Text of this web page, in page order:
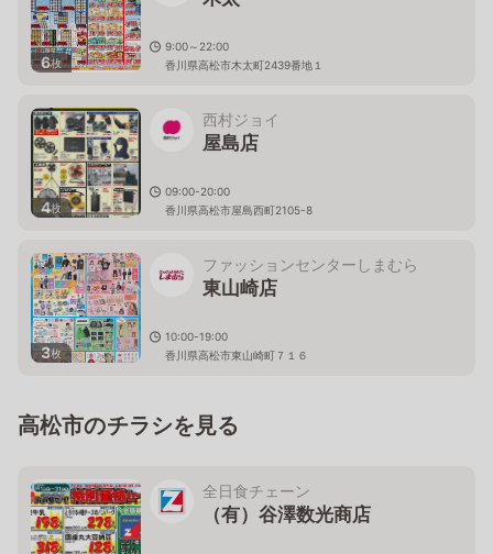
6枚
9:00～22:00
香川県高松市木太町2439番地１
4枚
西村ジョイ
屋島店
09:00-20:00
香川県高松市屋島西町2105-8
3枚
ファッションセンターしまむら
東山崎店
10:00-19:00
香川県高松市東山崎町７１６
高松市のチラシを見る
全日食チェーン
（有）谷澤数光商店